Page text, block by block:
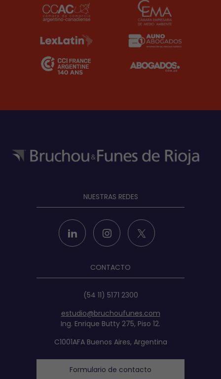
NUESTRAS REDES
CONTACTO
(54 11) 5171 2300
estudio@bruchoufunes.com
Ing. Enrique Butty 275, Piso 12.
C1001AFA Buenos Aires, Argentina
Formulario de contacto